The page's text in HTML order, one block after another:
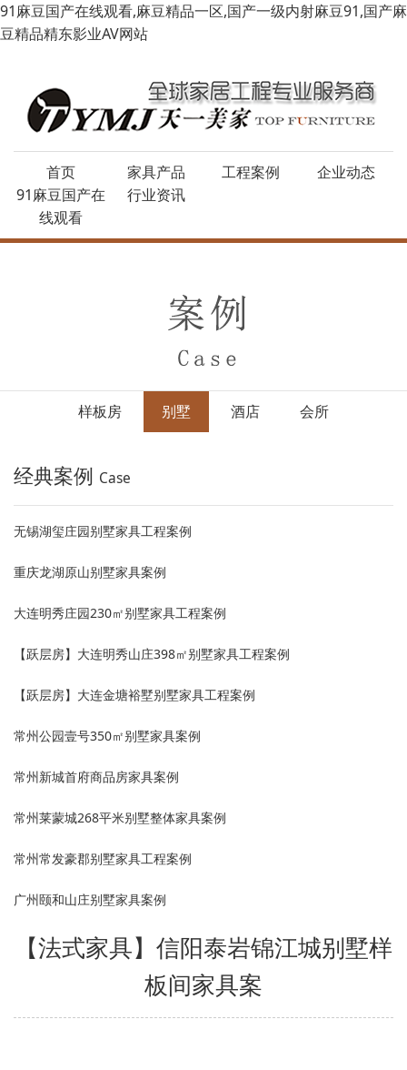
91麻豆国产在线观看,麻豆精品一区,国产一级内射麻豆91,国产麻
豆精品精东影业AV网站
首页 家具产品 工程案例
企业动态
91麻豆国产在
线观看
行业资讯
样板房 别墅 酒店 会所
经典案例 Case
无锡湖玺庄园别墅家具工程案例
重庆龙湖原山别墅家具案例
大连明秀庄园230㎡别墅家具工程案例
【跃层房】大连明秀山庄398㎡别墅家具工程案例
【跃层房】大连金塘裕墅别墅家具工程案例
常州公园壹号350㎡别墅家具案例
常州新城首府商品房家具案例
常州莱蒙城268平米别墅整体家具案例
常州常发豪郡别墅家具工程案例
广州颐和山庄别墅家具案例
【法式家具】信阳泰岩锦江城别墅样
板间家具案